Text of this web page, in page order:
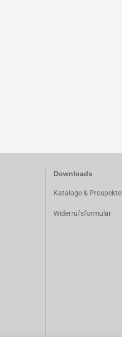
Downloads
Kataloge & Prospekte
Widerrufsformular